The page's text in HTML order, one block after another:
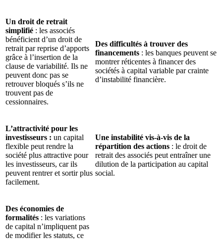
Un droit de retrait
simplifié : les associés
bénéficient d’un droit de
retrait par reprise d’apports
grâce à l’insertion de la
clause de variabilité. Ils ne
peuvent donc pas se
retrouver bloqués s’ils ne
trouvent pas de
cessionnaires.
Des difficultés à trouver des
financements : les banques peuvent se
montrer réticentes à financer des
sociétés à capital variable par crainte
d’instabilité financière.
L’attractivité pour les
investisseurs : un capital
flexible peut rendre la
société plus attractive pour
les investisseurs, car ils
peuvent rentrer et sortir plus
facilement.
Une instabilité vis-à-vis de la
répartition des actions : le droit de
retrait des associés peut entraîner une
dilution de la participation au capital
social.
Des économies de
formalités : les variations
de capital n’impliquent pas
de modifier les statuts, ce